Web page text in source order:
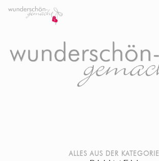
ALLES AUS DER KATEGORIE